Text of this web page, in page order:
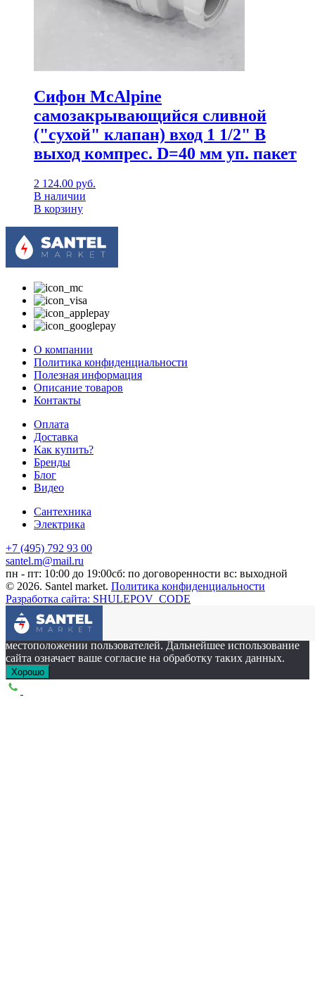
Сифон McAlpine
самозакрывающийся сливной
("сухой" клапан) вход 1 1/2" В
выход компрес. D=40 мм уп. пакет
2 124.00 руб.
В наличии
В корзину
О компании
Политика конфиденциальности
Полезная информация
Описание товаров
Контакты
Оплата
Доставка
Как купить?
Бренды
Блог
Видео
Сантехника
Электрика
+7 (495) 792 93 00
santel.m@mail.ru
пн - пт: 10:00 до 19:00сб: по договоренности вс: выходной
© 2026. Santel market. Политика конфиденциальности
Разработка сайта: SHULEPOV_CODE
Этот сайт собирает cookie-файлы, данные об IP-адресе и
местоположении пользователей. Дальнейшее использование
сайта означает ваше согласие на обработку таких данных.
Хорошо